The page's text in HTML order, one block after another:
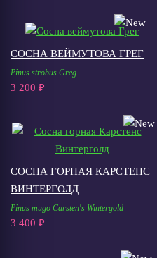
СОСНА ВЕЙМУТОВА ГРЕГ
Pinus strobus Greg
3 200 ₽
СОСНА ГОРНАЯ КАРСТЕНС
ВИНТЕРГОЛД
Pinus mugo Carsten's Wintergold
3 400 ₽